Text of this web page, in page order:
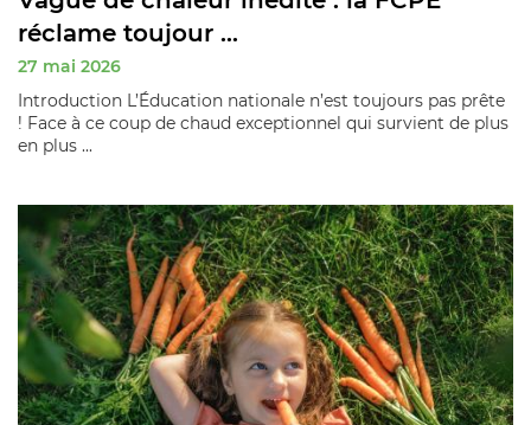
réclame toujour ...
27 mai 2026
Introduction L’Éducation nationale n’est toujours pas prête
! Face à ce coup de chaud exceptionnel qui survient de plus
en plus ...